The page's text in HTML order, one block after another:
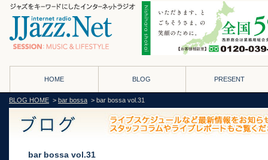
HOME BLOG PRESENT
BLOG HOME > bar bossa > bar bossa vol.31
bar bossa vol.31